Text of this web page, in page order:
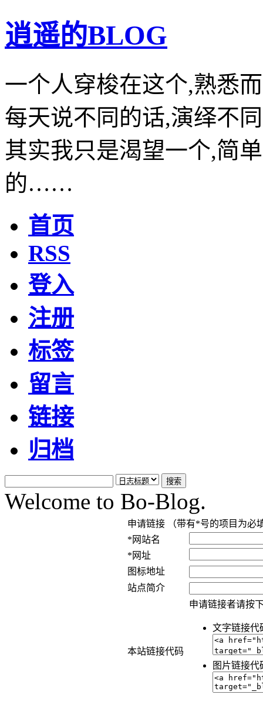
逍遥的BLOG
一个人穿梭在这个,熟悉
每天说不同的话,演绎不
其实我只是渴望一个,简
的……
首页
RSS
登入
注册
标签
留言
链接
归档
Welcome to Bo-Blog.
申请链接 （带有*号的项目为必
*网站名
*网址
图标地址
站点简介
本站链接代码
申请链接者请按
文字链接代
图片链接代